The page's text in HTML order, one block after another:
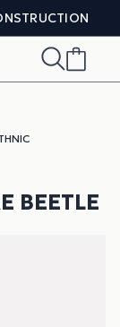
BEETLE